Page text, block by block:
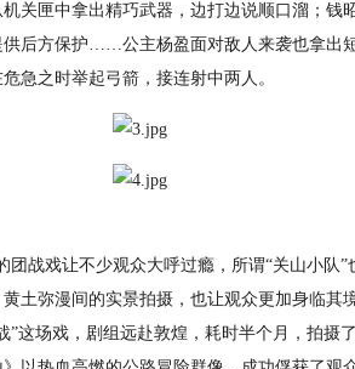
关匣中拿出精巧武器，边打边说顺口溜；钱
后方保护……公主杨盈面对敌人来袭也拿出
急之时举起弓箭，接连射中两人。
战戏让不少观众大呼过瘾，所谓“关山小队”
土弥漫间的实景拍摄，也让观众更加身临其
”这场戏，剧组远赴敦煌，耗时半个月，拍摄